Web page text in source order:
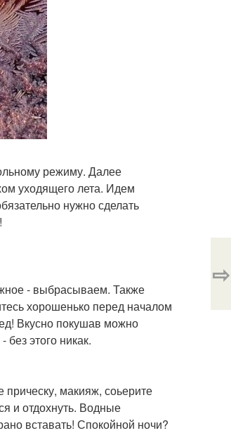
режиму. Далее
уходящего лета. Идем
нужно сделать
- выбрасываем. Также
хорошенько перед началом
Вкусно покушав можно
этого никак.
макияж, соьерите
и отдохнуть. Водные
вставать! Спокойной ночи?
⇨